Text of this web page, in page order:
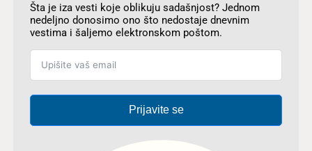
Šta je iza vesti koje oblikuju sadašnjost? Jednom
nedeljno donosimo ono što nedostaje dnevnim
vestima i šaljemo elektronskom poštom.
Prijavite se